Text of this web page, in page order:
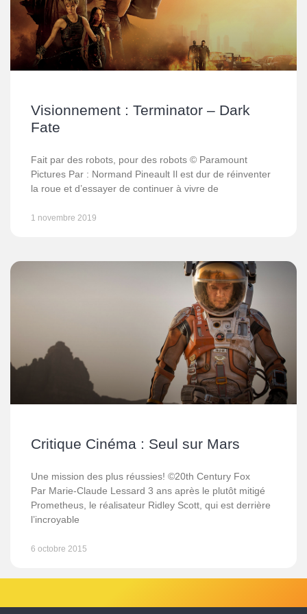
Visionnement : Terminator – Dark
Fate
Fait par des robots, pour des robots © Paramount
Pictures Par : Normand Pineault Il est dur de réinventer
la roue et d’essayer de continuer à vivre de
1 novembre 2019
Critique Cinéma : Seul sur Mars
Une mission des plus réussies! ©20th Century Fox
Par Marie-Claude Lessard 3 ans après le plutôt mitigé
Prometheus, le réalisateur Ridley Scott, qui est derrière
l’incroyable
6 octobre 2015